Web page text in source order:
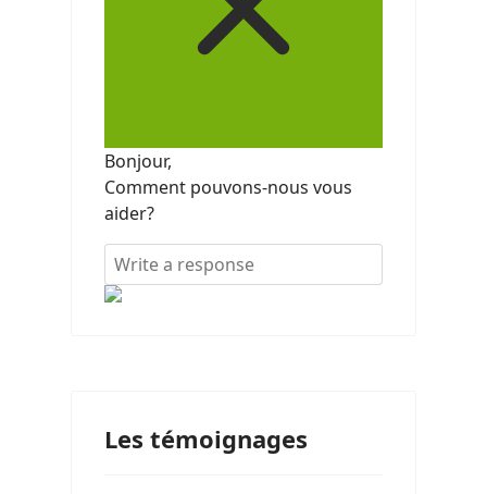
Bonjour,
Comment pouvons-nous vous
aider?
Les témoignages